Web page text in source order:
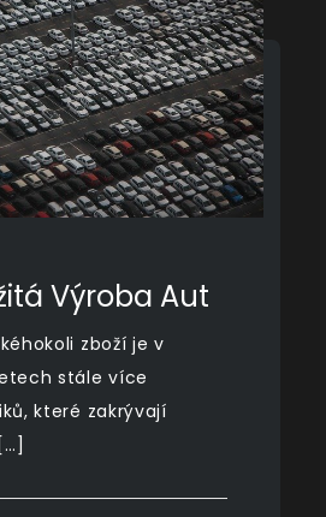
Výroba Aut
zboží je v
stále více
které zakrývají